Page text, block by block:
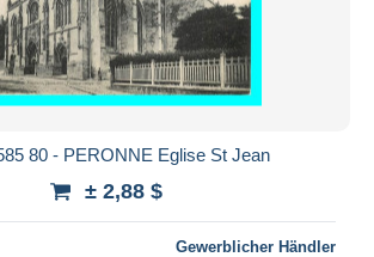
80 - PERONNE Eglise St Jean
± 2,88 $
Gewerblicher Händler